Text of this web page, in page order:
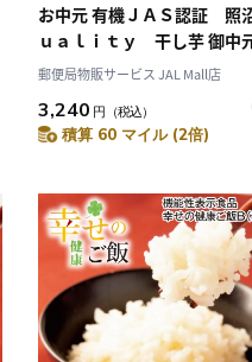
お中元 有機ＪＡＳ認証 照
ｕａｌｉｔｙ 干し芋 御中
ギフト ギフト 贈答 送料込み
郵便局物販サービス JAL Mall店
3,240 円 （税込）
積算 60 マイル (2倍)